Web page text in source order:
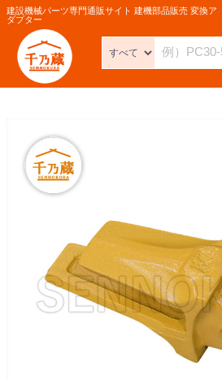
建設機械パーツ専門通販サイト 建機部品販売 変換ア
ダプター